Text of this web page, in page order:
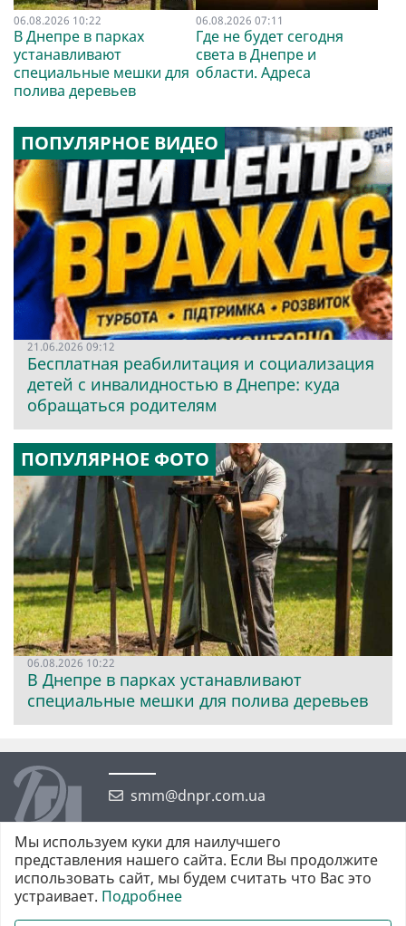
06.08.2026 10:22
В Днепре в парках
устанавливают
специальные мешки для
полива деревьев
06.08.2026 07:11
Где не будет сегодня
света в Днепре и
области. Адреса
ПОПУЛЯРНОЕ ВИДЕО
21.06.2026 09:12
Бесплатная реабилитация и социализация
детей с инвалидностью в Днепре: куда
обращаться родителям
ПОПУЛЯРНОЕ ФОТО
06.08.2026 10:22
В Днепре в парках устанавливают
специальные мешки для полива деревьев
smm@dnpr.com.ua
©2026 https://dnpr.com.ua Дніпровська порадниця
Мы используем куки для наилучшего
представления нашего сайта. Если Вы продолжите
использовать сайт, мы будем считать что Вас это
устраивает. Подробнее